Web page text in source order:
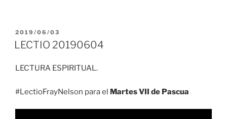
PUBLICADO
EL
2019/06/03
LECTIO 20190604
LECTURA ESPIRITUAL.
#LectioFrayNelson para el Martes VII de Pascua